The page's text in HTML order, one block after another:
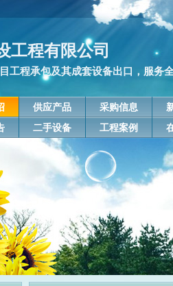
工程有限公司
工程承包及其成套设备出口，服务
供应产品 采购信息
二手设备 工程案例